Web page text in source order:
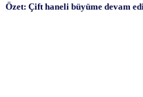
Özet: Çift haneli büyüme devam